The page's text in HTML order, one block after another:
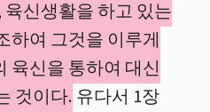
신생활을 하고 있는
하여 그것을 이루게
육신을 통하여 대신
것이다. 유다서 1장